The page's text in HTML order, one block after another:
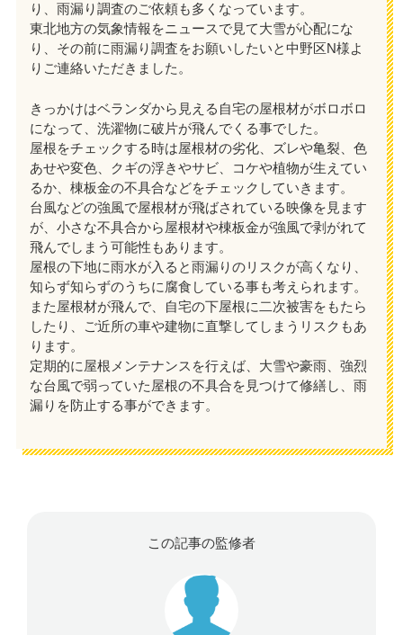
り、雨漏り調査のご依頼も多くなっています。
東北地方の気象情報をニュースで見て大雪が心配にな
り、その前に雨漏り調査をお願いしたいと中野区N様よ
りご連絡いただきました。
きっかけはベランダから見える自宅の屋根材がボロボロ
になって、洗濯物に破片が飛んでくる事でした。
屋根をチェックする時は屋根材の劣化、ズレや亀裂、色
あせや変色、クギの浮きやサビ、コケや植物が生えてい
るか、棟板金の不具合などをチェックしていきます。
台風などの強風で屋根材が飛ばされている映像を見ます
が、小さな不具合から屋根材や棟板金が強風で剥がれて
飛んでしまう可能性もあります。
屋根の下地に雨水が入ると雨漏りのリスクが高くなり、
知らず知らずのうちに腐食している事も考えられます。
また屋根材が飛んで、自宅の下屋根に二次被害をもたら
したり、ご近所の車や建物に直撃してしまうリスクもあ
ります。
定期的に屋根メンテナンスを行えば、大雪や豪雨、強烈
な台風で弱っていた屋根の不具合を見つけて修繕し、雨
漏りを防止する事ができます。
この記事の監修者